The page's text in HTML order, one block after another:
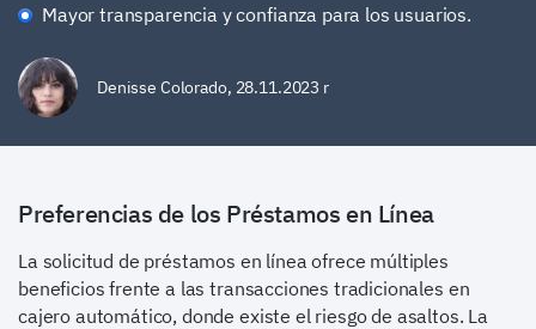
Mayor transparencia y confianza para los usuarios.
Denisse Colorado, 28.11.2023 r
Preferencias de los Préstamos en Línea
La solicitud de préstamos en línea ofrece múltiples
beneficios frente a las transacciones tradicionales en
cajero automático, donde existe el riesgo de asaltos. La